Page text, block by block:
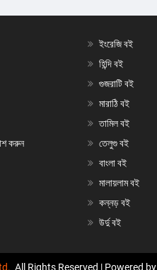
করুন
ইংরেজি বই
হিন্দি বই
গুজরাটি বই
মারাঠি বই
তামিল বই
তেলুগু বই
বাংলা বই
মালায়লাম বই
কন্নড় বই
উর্দু বই
All Rights Reserved | Powered by